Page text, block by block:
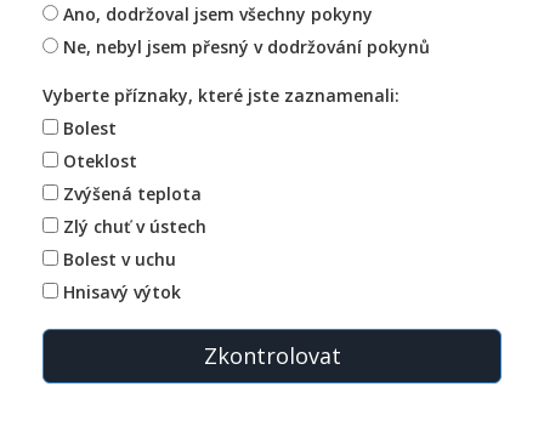
Ano, dodržoval jsem všechny pokyny
Ne, nebyl jsem přesný v dodržování pokynů
Vyberte příznaky, které jste zaznamenali:
Bolest
Oteklost
Zvýšená teplota
Zlý chuť v ústech
Bolest v uchu
Hnisavý výtok
Zkontrolovat